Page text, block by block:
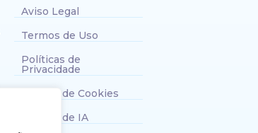
Aviso Legal
Termos de Uso
Políticas de
Privacidade
Política de Cookies
Política de IA